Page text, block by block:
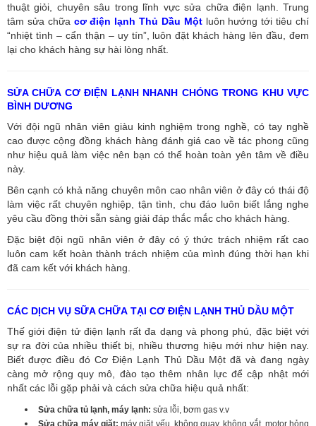
thuật giỏi, chuyên sâu trong lĩnh vực sửa chữa điện lạnh. Trung
tâm sửa chữa cơ điện lạnh Thủ Dầu Mộtluôn hướng tới tiêu chí
“nhiệt tình – cẩn thận – uy tín”, luôn đặt khách hàng lên đầu, đem
lại cho khách hàng sự hài lòng nhất.
SỬA CHỮA CƠ ĐIỆN LẠNH NHANH CHÓNG TRONG KHU VỰC
BÌNH DƯƠNG
Với đội ngũ nhân viên giàu kinh nghiệm trong nghề, có tay nghề
cao được cộng đồng khách hàng đánh giá cao về tác phong cũng
như hiệu quả làm việc nên bạn có thể hoàn toàn yên tâm về điều
này.
Bên cạnh có khả năng chuyên môn cao nhân viên ở đây có thái độ
làm việc rất chuyên nghiệp, tận tình, chu đáo luôn biết lắng nghe
yêu cầu đồng thời sẵn sàng giải đáp thắc mắc cho khách hàng.
Đặc biệt đội ngũ nhân viên ở đây có ý thức trách nhiệm rất cao
luôn cam kết hoàn thành trách nhiệm của mình đúng thời hạn khi
đã cam kết với khách hàng.
CÁC DỊCH VỤ SỮA CHỮA TẠI CƠ ĐIỆN LẠNH THỦ DẦU MỘT
Thế giới điện tử điện lạnh rất đa dạng và phong phú, đặc biệt với
sự ra đời của nhiều thiết bị, nhiều thương hiệu mới như hiện nay.
Biết được điều đó Cơ Điện Lạnh Thủ Dầu Một đã và đang ngày
càng mở rộng quy mô, đào tạo thêm nhân lực để cập nhật mới
nhất các lỗi gặp phải và cách sửa chữa hiệu quả nhất:
Sửa chữa tủ lạnh, máy lạnh: sửa lỗi, bơm gas v.v
Sửa chữa máy giặt:máy giặt yếu, không quay, không vắt, motor hỏng